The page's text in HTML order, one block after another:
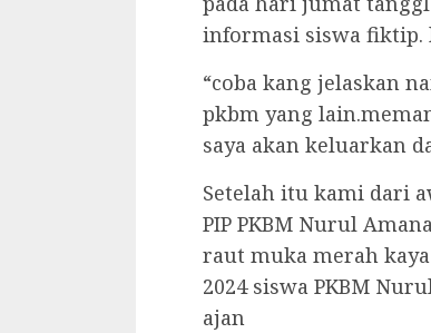
informasi siswa fiktip.
“coba kang jelaskan
pkbm yang
saya akan keluarkan
Setelah itu kami dari
PIP PKBM Nurul
raut muka merah
2024 siswa PKBM
ajan